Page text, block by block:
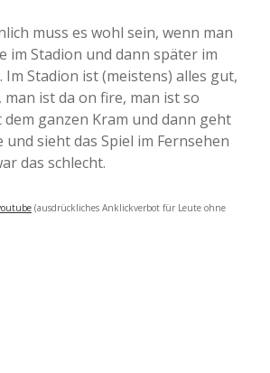
muss es wohl sein, wenn man
im Stadion und dann später im
Im Stadion ist (meistens) alles gut,
ist da on fire, man ist so
dem ganzen Kram und dann geht
und sieht das Spiel im Fernsehen
das schlecht.
(ausdrückliches Anklickverbot für Leute ohne